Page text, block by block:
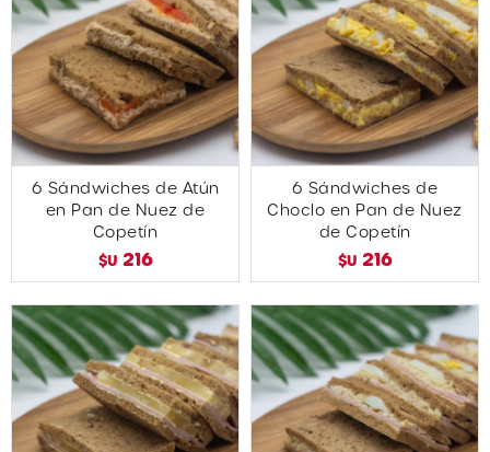
6 Sándwiches de Atún
en Pan de Nuez de
Copetín
$U 216
6 Sándwiches de
Choclo en Pan de Nuez
de Copetín
$U 216